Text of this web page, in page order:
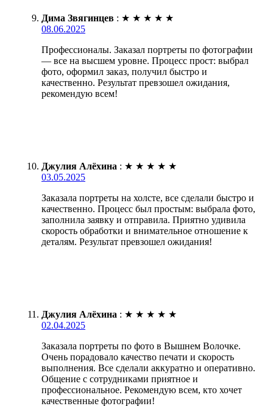
Дима Звягинцев : ★ ★ ★ ★ ★
08.06.2025
Профессионалы. Заказал портреты по фотографии
— все на высшем уровне. Процесс прост: выбрал
фото, оформил заказ, получил быстро и
качественно. Результат превзошел ожидания,
рекомендую всем!
Джулия Алёхина : ★ ★ ★ ★ ★
03.05.2025
Заказала портреты на холсте, все сделали быстро и
качественно. Процесс был простым: выбрала фото,
заполнила заявку и отправила. Приятно удивила
скорость обработки и внимательное отношение к
деталям. Результат превзошел ожидания!
Джулия Алёхина : ★ ★ ★ ★ ★
02.04.2025
Заказала портреты по фото в Вышнем Волочке.
Очень порадовало качество печати и скорость
выполнения. Все сделали аккуратно и оперативно.
Общение с сотрудниками приятное и
профессиональное. Рекомендую всем, кто хочет
качественные фотографии!